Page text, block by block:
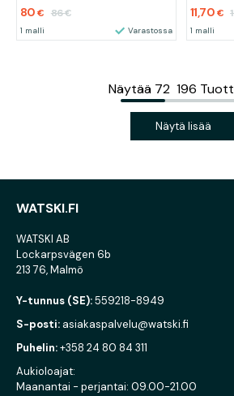
80€ 86€
1 malli Varastossa
11,70 €
1 malli
Näytää 72 196
Näytä lisää
WATSKI.FI
WATSKI AB
Lockarpsvägen 6b
213 76, Malmö
Y-tunnus (SE):559218-8949
S-posti: asiakaspalvelu@watski.fi
Puhelin:+358 24 80 84 311
Aukioloajat:
Maanantai - perjantai: 09.00-21.00